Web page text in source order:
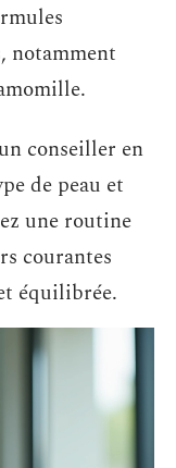
notamment
conseiller en
de peau et
une routine
courantes
équilibrée.